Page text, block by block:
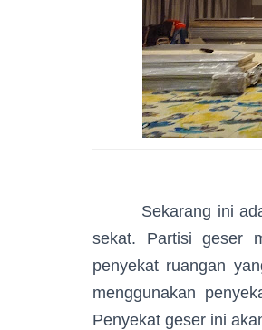
Sekarang ini ada
sekat. Partisi geser
penyekat ruangan
menggunakan
Penyekat geser ini